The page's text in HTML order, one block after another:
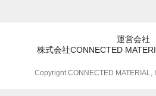
運営会社
株式会社CONNECTED
Copyright CONNECTED MATERIAL,